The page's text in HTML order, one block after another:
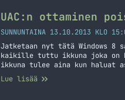
UAC:n ottaminen
SUNNUNTAINA 13.10.2013 KLO
Jatketaan nyt tätä Windows 8
kaikille tuttu ikkuna joka on
ikkuna tulee aina kun haluat
oikeasti asentamassa nyt
Mikäli tiedät mitä… Jatka
Lue lisää